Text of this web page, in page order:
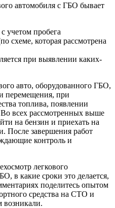
автомобиля с ГБО бывает
учетом пробега
схеме, которая рассмотрена
при выявлении каких-
авто, оборудованного ГБО,
перемещения, при
топлива, появлении
всех рассмотренных выше
на бензин и приехать на
После завершения работ
контроль и
легкового
в какие сроки это делается,
поделитесь опытом
средства на СТО и
возникали.